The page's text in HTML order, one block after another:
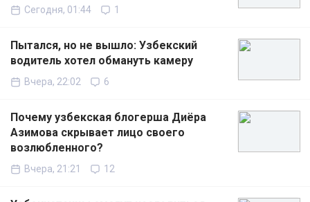
Сегодня, 01:44 1
Пытался, но не вышло: Узбекский
водитель хотел обмануть камеру
Вчера, 22:02 6
Почему узбекская блогерша Диёра
Азимова скрывает лицо своего
возлюбленного?
Вчера, 21:21 12